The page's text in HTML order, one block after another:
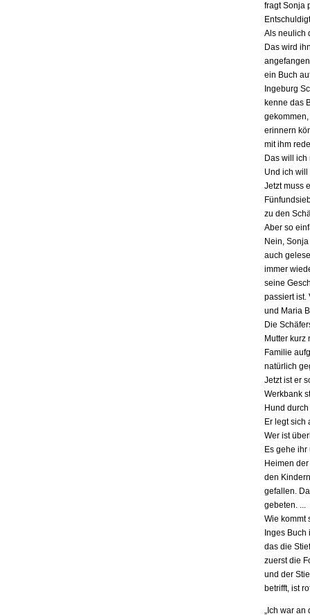
fragt Sonja
Als neulich
Das wird
ein Buch
Ingeburg
kenne das
erinnern
mit ihm
Das will
Und ich
Jetzt muss
zu den
Aber so
Nein,
auch
immer
seine
passiert ist.
und Maria
Die
Mutter
Familie
natürlich
Jetzt ist er
Werkbank
Hund
Er legt sich
Wer ist
Es gehe
Heimen
den
gefallen.
gebeten. ...
Wie kommt
Inges
das die
zuerst die
und der
betrifft, ist
„Ich war